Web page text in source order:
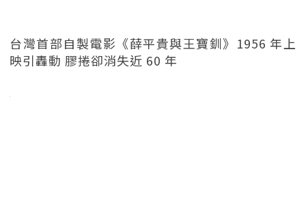
台灣首部自製電影《薛平貴與王寶釧》1956 年上
映引轟動 膠捲卻消失近 60 年